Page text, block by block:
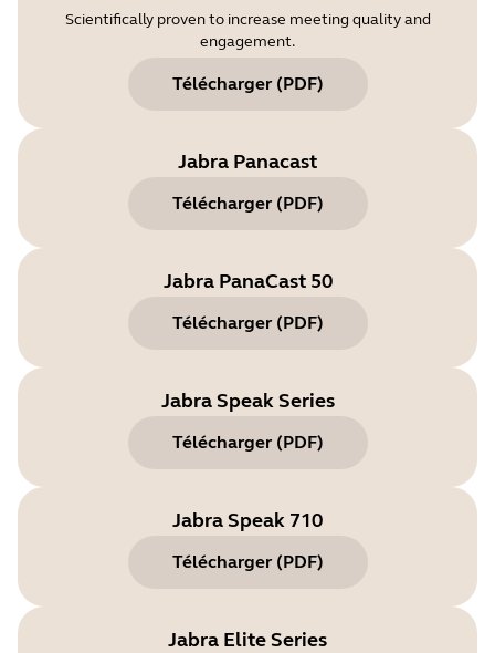
Scientifically proven to increase meeting quality and
engagement.
Télécharger (PDF)
Jabra Panacast
Télécharger (PDF)
Jabra PanaCast 50
Télécharger (PDF)
Jabra Speak Series
Télécharger (PDF)
Jabra Speak 710
Télécharger (PDF)
Jabra Elite Series